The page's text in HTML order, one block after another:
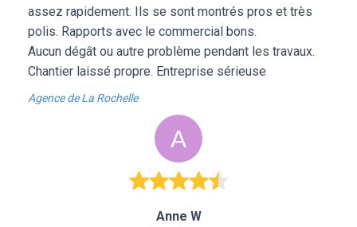
assez rapidement. Ils se sont montrés pros et très
polis. Rapports avec le commercial bons.
Aucun dégât ou autre problème pendant les travaux.
Chantier laissé propre. Entreprise sérieuse
Agence de La Rochelle
Anne W